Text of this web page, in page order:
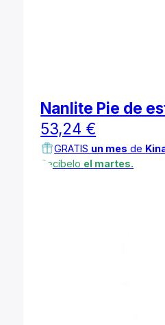
Nanlite Pie de
53,24 €
GRATIS un mes de
Recíbelo el martes.